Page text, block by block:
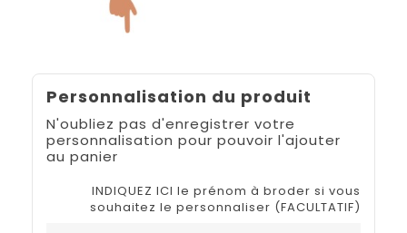
Personnalisation du produit
N'oubliez pas d'enregistrer votre
personnalisation pour pouvoir l'ajouter
au panier
INDIQUEZ ICI le prénom à broder si vous
souhaitez le personnaliser (FACULTATIF)